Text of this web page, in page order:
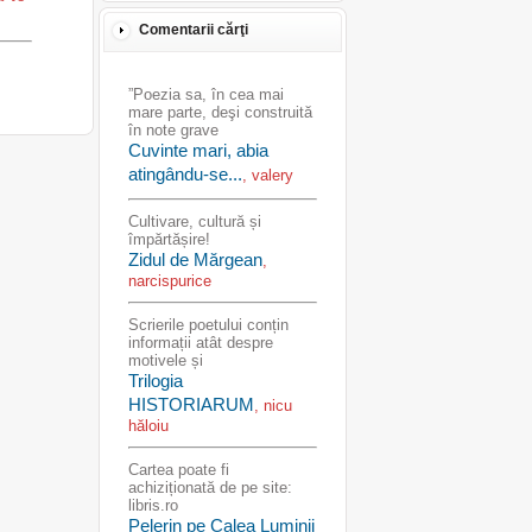
Comentarii cărţi
”Poezia sa, în cea mai
mare parte, deşi construită
în note grave
Cuvinte mari, abia
atingându-se..., valery
Cultivare, cultură și
împărtășire!
Zidul de Mărgean,
narcispurice
Scrierile poetului conțin
informații atât despre
motivele și
Trilogia
HISTORIARUM, nicu
hăloiu
Cartea poate fi
achiziționată de pe site:
libris.ro
Pelerin pe Calea Luminii